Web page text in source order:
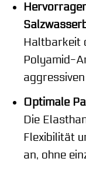
Haltbarkeit
Polyamid-
Optimale
Die
Flexibilität
an, ohne